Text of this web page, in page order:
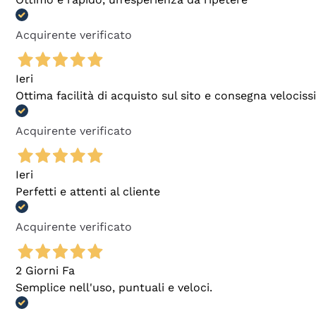
Acquirente verificato
Ieri
Ottima facilità di acquisto sul sito e consegna
Acquirente verificato
Ieri
Perfetti e attenti al cliente
Acquirente verificato
2 Giorni Fa
Semplice nell'uso, puntuali e veloci.